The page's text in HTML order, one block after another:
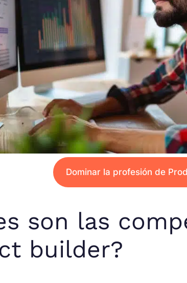
Dominar la profesión de
son las
builder?